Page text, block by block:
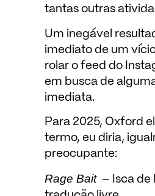
tantas outras
Um inegável
imediato de um
rolar o feed do
em busca de
imediata.
Para 2025, Oxford
termo, eu diria,
preocupante:
Rage Bait –
Isca de